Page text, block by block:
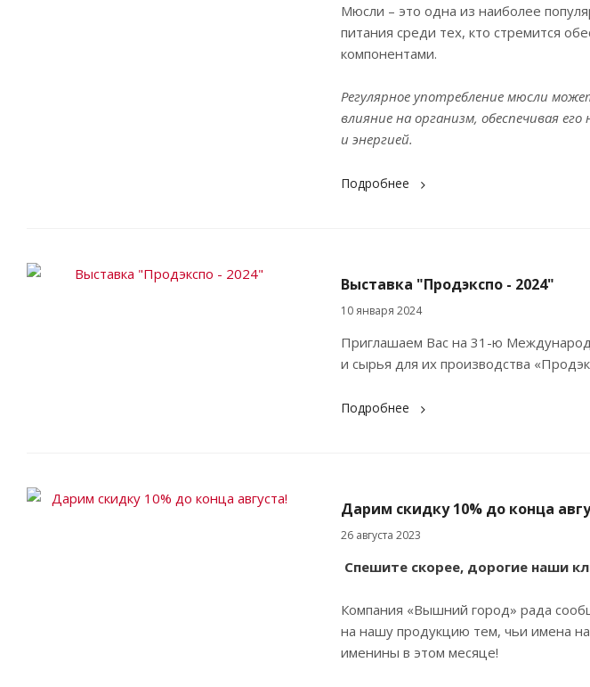
Мюсли – это одна из наиболее
питания среди тех, кто стремится
компонентами.
Регулярное употребление мюсли
влияние на организм, обеспечивая
и энергией.
Подробнее
Выставка "Продэкспо - 2024"
10 января 2024
Приглашаем Вас на 31-ю
и сырья для их производства
Подробнее
Дарим скидку 10% до конца
26 августа 2023
Спешите скорее, дорогие наши
Компания «Вышний город» рада
на нашу продукцию тем, чьи имена
именины в этом месяце!